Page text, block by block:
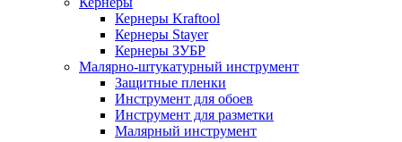
Кернеры Kraftool
Кернеры Stayer
Кернеры ЗУБР
Малярно-штукатурный инструмент
Защитные пленки
Инструмент для обоев
Инструмент для разметки
Малярный инструмент